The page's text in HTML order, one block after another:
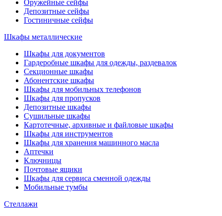
Оружейные сейфы
Депозитные сейфы
Гостиничные сейфы
Шкафы металлические
Шкафы для документов
Гардеробные шкафы для одежды, раздевалок
Секционные шкафы
Абонентские шкафы
Шкафы для мобильных телефонов
Шкафы для пропусков
Депозитные шкафы
Сушильные шкафы
Картотечные, архивные и файловые шкафы
Шкафы для инструментов
Шкафы для хранения машинного масла
Аптечки
Ключницы
Почтовые ящики
Шкафы для сервиса сменной одежды
Мобильные тумбы
Стеллажи